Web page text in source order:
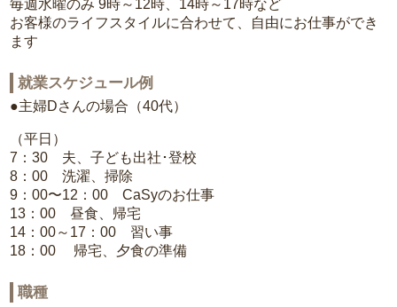
毎週水曜のみ 9時～12時、14時～17時など
お客様のライフスタイルに合わせて、自由にお仕事ができ
ます
就業スケジュール例
●主婦Dさんの場合（40代）
（平日）
7：30 夫、子ども出社･登校
8：00 洗濯、掃除
9：00〜12：00 CaSyのお仕事
13：00 昼食、帰宅
14：00～17：00 習い事
18：00 帰宅、夕食の準備
職種